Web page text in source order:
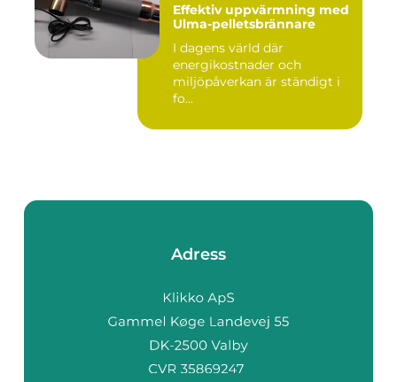
Effektiv uppvärmning med
Ulma-pelletsbrännare
I dagens värld där
energikostnader och
miljöpåverkan är ständigt i
fo...
Adress